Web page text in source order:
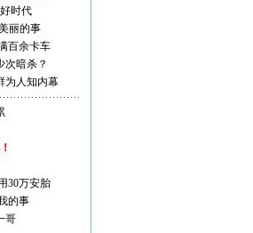
时代
丽的事
百余卡车
次暗杀？
为人知内幕
30万安胎
的事
哥